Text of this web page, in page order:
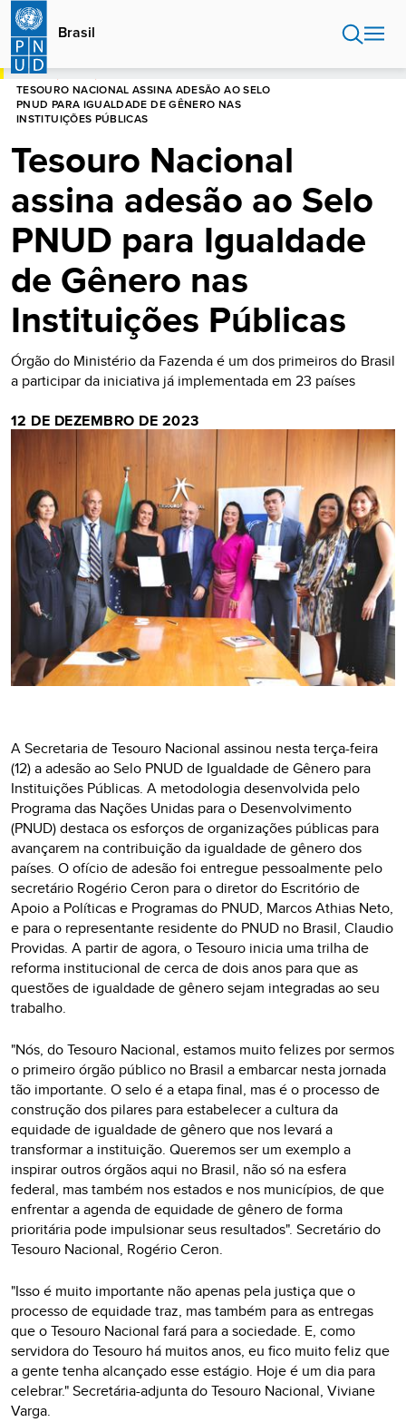
Passar
para
conteúdo
principal
Brasil
INÍCIO
TESOURO NACIONAL ASSINA ADESÃO AO SELO
PNUD PARA IGUALDADE DE GÊNERO NAS
INSTITUIÇÕES PÚBLICAS
Tesouro Nacional
assina adesão ao Selo
PNUD para Igualdade
de Gênero nas
Instituições Públicas
Órgão do Ministério da Fazenda é um dos primeiros do Brasil
a participar da iniciativa já implementada em 23 países
12 DE DEZEMBRO DE 2023
A Secretaria de Tesouro Nacional assinou nesta terça-feira
(12) a adesão ao Selo PNUD de Igualdade de Gênero para
Instituições Públicas. A metodologia desenvolvida pelo
Programa das Nações Unidas para o Desenvolvimento
(PNUD) destaca os esforços de organizações públicas para
avançarem na contribuição da igualdade de gênero dos
países. O ofício de adesão foi entregue pessoalmente pelo
secretário Rogério Ceron para o diretor do Escritório de
Apoio a Políticas e Programas do PNUD, Marcos Athias Neto,
e para o representante residente do PNUD no Brasil, Claudio
Providas. A partir de agora, o Tesouro inicia uma trilha de
reforma institucional de cerca de dois anos para que as
questões de igualdade de gênero sejam integradas ao seu
trabalho.
"Nós, do Tesouro Nacional, estamos muito felizes por sermos
o primeiro órgão público no Brasil a embarcar nesta jornada
tão importante. O selo é a etapa final, mas é o processo de
construção dos pilares para estabelecer a cultura da
equidade de igualdade de gênero que nos levará a
transformar a instituição. Queremos ser um exemplo a
inspirar outros órgãos aqui no Brasil, não só na esfera
federal, mas também nos estados e nos municípios, de que
enfrentar a agenda de equidade de gênero de forma
prioritária pode impulsionar seus resultados". Secretário do
Tesouro Nacional, Rogério Ceron.
"Isso é muito importante não apenas pela justiça que o
processo de equidade traz, mas também para as entregas
que o Tesouro Nacional fará para a sociedade. E, como
servidora do Tesouro há muitos anos, eu fico muito feliz que
a gente tenha alcançado esse estágio. Hoje é um dia para
celebrar." Secretária-adjunta do Tesouro Nacional, Viviane
Varga.